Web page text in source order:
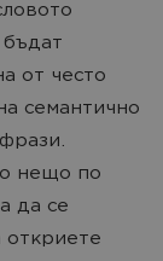
от често
семантично
нещо по
да се
откриете